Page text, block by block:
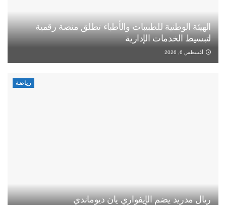
الهيئة الوطنية للطبيبات والأطباء تطلق منصة رقمية
لتبسيط الخدمات الإدارية
أغسطس 6, 2026
رياضة
ريال مدريد يضم الإيفواري يان ديوماندي